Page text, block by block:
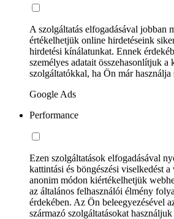
A szolgáltatás elfogadásával jobban
értékelhetjük online hirdetéseink
hirdetési kínálatunkat. Ennek
személyes adatait összehasonlítjuk a
szolgáltatókkal, ha Ön már használja
Google Ads
Performance
Ezen szolgáltatások elfogadásával
kattintási és böngészési viselkedést
anonim módon kiértékelhetjük
az általános felhasználói élmény
érdekében. Az Ön beleegyezésével
származó szolgáltatásokat